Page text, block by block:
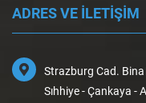
ADRES VE İLETİŞİM
Strazburg Cad.
Sıhhiye - Çankaya -